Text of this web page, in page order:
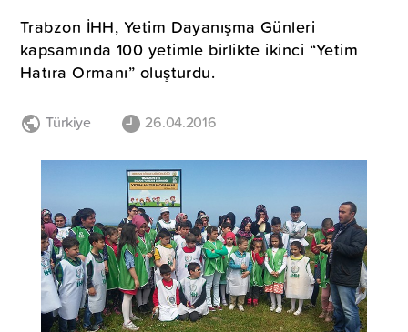
Trabzon İHH, Yetim Dayanışma Günleri
kapsamında 100 yetimle birlikte ikinci “Yetim
Hatıra Ormanı” oluşturdu.
Türkiye 26.04.2016